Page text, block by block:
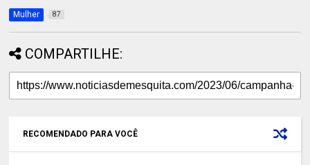
Mulher 87
COMPARTILHE:
RECOMENDADO PARA VOCÊ